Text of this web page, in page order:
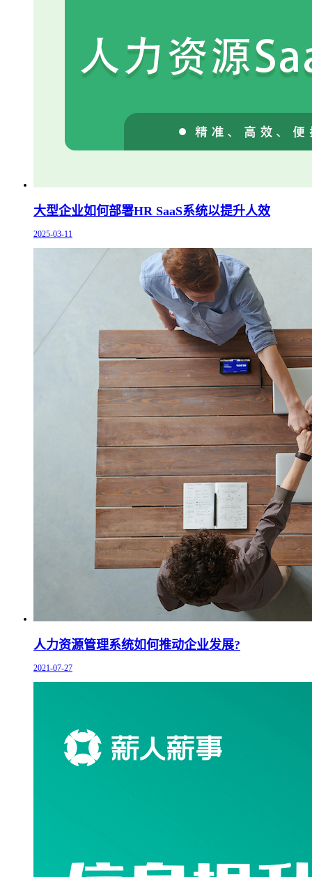
大型企业如何部署HR SaaS系统以提升人效
2025-03-11
人力资源管理系统如何推动企业发展?
2021-07-27